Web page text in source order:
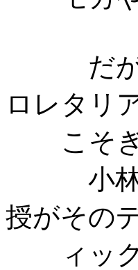
だ
ロレタリ
こそ
小林
授がその
ィッ